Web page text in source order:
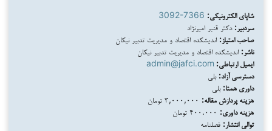
شاپای الکترونیکی: 3092-7366
سردبیر: دکتر قنبر امیرنژاد
صاحب امتیاز: اندیشکده اقتصاد و مدیریت تدبیر نیکان
ناشر: اندیشکده اقتصاد و مدیریت تدبیر نیکان
ایمیل ارتباطی: admin@jafci.com
دسترسی آزاد: بلی
داوری همتا: بلی
هزینه پردازش مقاله:
هزینه داوری:
توالی انتشار: فصلنامه